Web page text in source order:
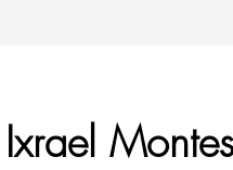
Ixrael Montes